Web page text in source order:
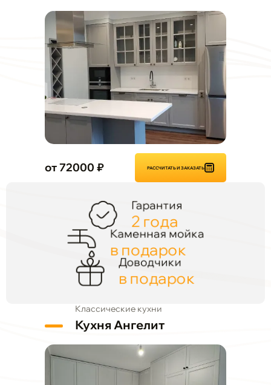
от 72000 ₽ РАССЧИТАТЬ И ЗАКАЗАТЬ
Гарантия
2 года
Каменная мойка
в подарок
Доводчики
в подарок
Классические кухни
Кухня Ангелит